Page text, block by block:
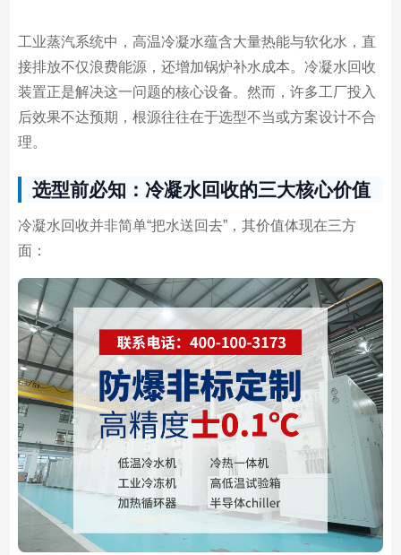
工业蒸汽系统中，高温冷凝水蕴含大量热能与软化水，直
接排放不仅浪费能源，还增加锅炉补水成本。冷凝水回收
装置正是解决这一问题的核心设备。然而，许多工厂投入
后效果不达预期，根源往往在于选型不当或方案设计不合
理。
选型前必知：冷凝水回收的三大核心价值
冷凝水回收并非简单“把水送回去”，其价值体现在三方
面：